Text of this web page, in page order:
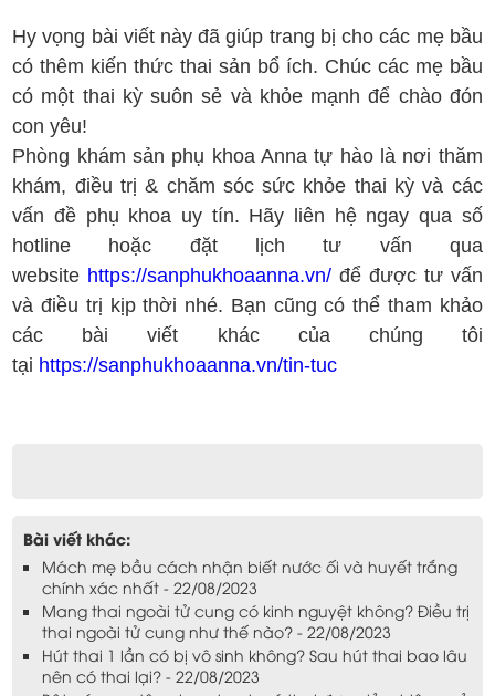
Hy vọng bài viết này đã giúp trang bị cho các mẹ bầu
có thêm kiến thức thai sản bổ ích. Chúc các mẹ bầu
có một thai kỳ suôn sẻ và khỏe mạnh để chào đón
con yêu!
Phòng khám sản phụ khoa Anna tự hào là nơi thăm
khám, điều trị & chăm sóc sức khỏe thai kỳ và các
vấn đề phụ khoa uy tín. Hãy liên hệ ngay qua số
hotline hoặc đặt lịch tư vấn qua
website https://sanphukhoaanna.vn/ để được tư vấn
và điều trị kịp thời nhé. Bạn cũng có thể tham khảo
các bài viết khác của chúng tôi
tại https://sanphukhoaanna.vn/tin-tuc
Bài viết khác:
Mách mẹ bầu cách nhận biết nước ối và huyết trắng
chính xác nhất - 22/08/2023
Mang thai ngoài tử cung có kinh nguyệt không? Điều trị
thai ngoài tử cung như thế nào? - 22/08/2023
Hút thai 1 lần có bị vô sinh không? Sau hút thai bao lâu
nên có thai lại? - 22/08/2023